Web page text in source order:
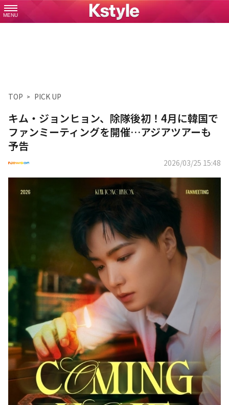
MENU
TOP PICK UP
キム・ジョンヒョン、除隊後初！4月に韓国で
ファンミーティングを開催…アジアツアーも
予告
2026/03/25 15:48